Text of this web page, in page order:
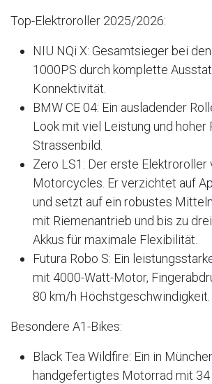
Top-Elektroroller 2025/2026:
NIU NQi X: Gesamtsieger bei
1000PS durch komplette
Konnektivität.
BMW CE 04: Ein ausladender
Look mit viel Leistung und hoher
Strassenbild.
Zero LS1: Der erste Elektroroller
Motorcycles. Er verzichtet auf
und setzt auf ein robustes
mit Riemenantrieb und bis zu
Akkus für maximale Flexibilität.
Futura Robo S: Ein
mit 4000-Watt-Motor,
80 km/h Höchstgeschwindigkeit.
Besondere A1-Bikes:
Black Tea Wildfire: Ein in
handgefertigtes Motorrad mit 34